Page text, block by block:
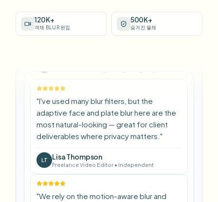
120K+
객체 BLUR 편집
500K+
숨겨진 물체
deliverables where privacy matters.
Lisa Thompson
plate anonymization for on-the-go
product demos. It's fast, consistent, and
saves legal review time. "
MC Michael Chen
Marketing Director•TechStart Inc.
"The blur tools are a lifesaver — I can softly
blur distracting backgrounds and
automatically anonymize license plates in